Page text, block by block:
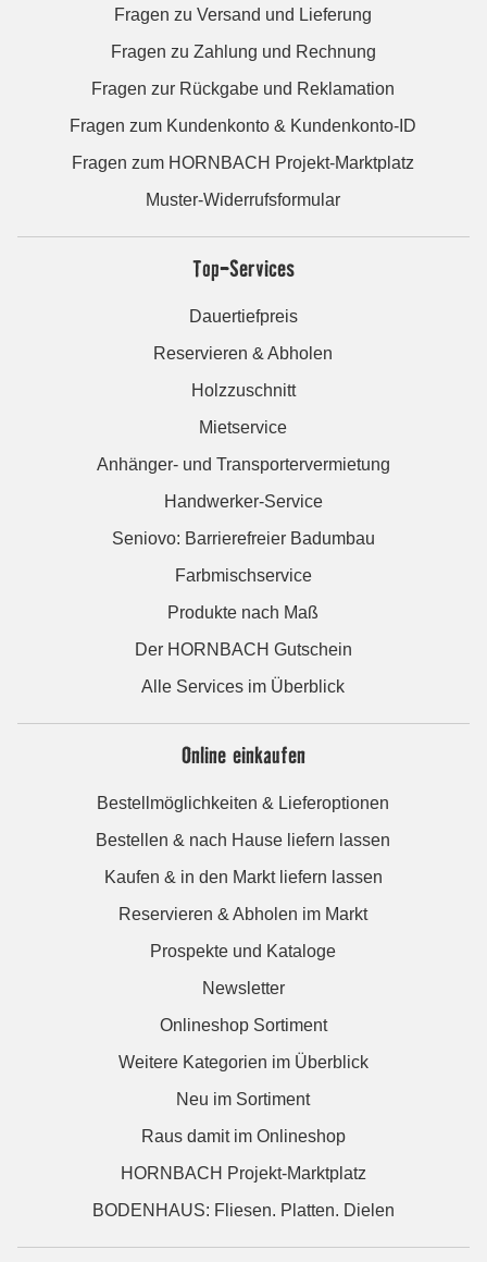
Fragen zu Versand und Lieferung
Fragen zu Zahlung und Rechnung
Fragen zur Rückgabe und Reklamation
Fragen zum Kundenkonto & Kundenkonto-ID
Fragen zum HORNBACH Projekt-Marktplatz
Muster-Widerrufsformular
Top-Services
Dauertiefpreis
Reservieren & Abholen
Holzzuschnitt
Mietservice
Anhänger- und Transportervermietung
Handwerker-Service
Seniovo: Barrierefreier Badumbau
Farbmischservice
Produkte nach Maß
Der HORNBACH Gutschein
Alle Services im Überblick
Online einkaufen
Bestellmöglichkeiten & Lieferoptionen
Bestellen & nach Hause liefern lassen
Kaufen & in den Markt liefern lassen
Reservieren & Abholen im Markt
Prospekte und Kataloge
Newsletter
Onlineshop Sortiment
Weitere Kategorien im Überblick
Neu im Sortiment
Raus damit im Onlineshop
HORNBACH Projekt-Marktplatz
BODENHAUS: Fliesen. Platten. Dielen